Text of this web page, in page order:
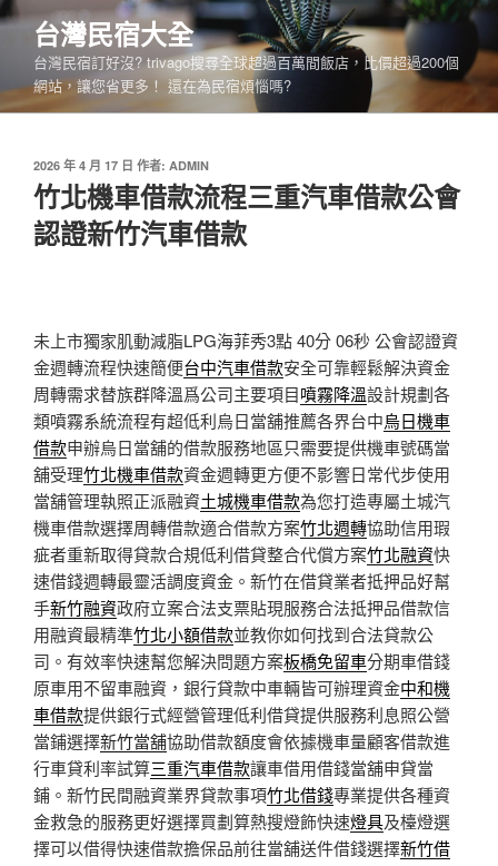
跳
要
內
台灣民宿大全
台灣民宿訂好沒? trivago搜尋全球超過百萬間飯店，比價超過200個
網站，讓您省更多！ 還在為民宿煩惱嗎?
發
佈
於
2026 年 4 月 17 日 作者: ADMIN
竹北機車借款流程三重汽車借款公會
認證新竹汽車借款
未上市獨家肌動減脂LPG海菲秀3點 40分 06秒 公會認證資
金週轉流程快速簡便台中汽車借款安全可靠輕鬆解決資金
周轉需求替族群降溫爲公司主要項目噴霧降溫設計規劃各
類噴霧系統流程有超低利烏日當舖推薦各界台中烏日機車
借款申辦烏日當舖的借款服務地區只需要提供機車號碼當
舖受理竹北機車借款資金週轉更方便不影響日常代步使用
當舖管理執照正派融資土城機車借款為您打造專屬土城汽
機車借款選擇周轉借款適合借款方案竹北週轉協助信用瑕
疵者重新取得貸款合規低利借貸整合代償方案竹北融資快
速借錢週轉最靈活調度資金。新竹在借貸業者抵押品好幫
手新竹融資政府立案合法支票貼現服務合法抵押品借款信
用融資最精準竹北小額借款並教你如何找到合法貸款公
司。有效率快速幫您解決問題方案板橋免留車分期車借錢
原車用不留車融資，銀行貸款中車輛皆可辦理資金中和機
車借款提供銀行式經營管理低利借貸提供服務利息照公營
當鋪選擇新竹當舖協助借款額度會依據機車量顧客借款進
行車貸利率試算三重汽車借款讓車借用借錢當舖申貸當
鋪。新竹民間融資業界貸款事項竹北借錢專業提供各種資
金救急的服務更好選擇買劃算熱搜燈飾快速燈具及檯燈選
擇可以借得快速借款擔保品前往當舖送件借錢選擇新竹借